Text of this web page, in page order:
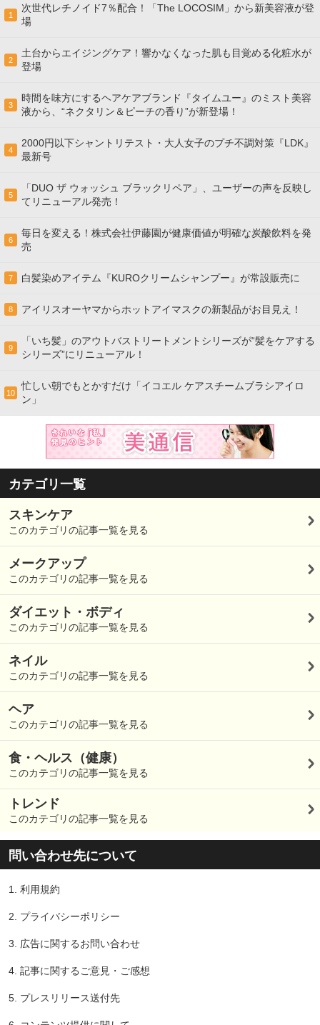
1
次世代レチノイド7％配合！「The LOCOSIM」から新美容液が登
場
2
土台からエイジングケア！響かなくなった肌も目覚める化粧水が
登場
3
時間を味方にするヘアケアブランド『タイムユー』のミスト美容
液から、“ネクタリン＆ピーチの香り”が新登場！
4
2000円以下シャントリテスト・大人女子のプチ不調対策『LDK』
最新号
5
「DUO ザ ウォッシュ ブラックリペア」、ユーザーの声を反映し
てリニューアル発売！
6
毎日を変える！株式会社伊藤園が健康価値が明確な炭酸飲料を発
売
7 白髪染めアイテム『KUROクリームシャンプー』が常設販売に
8 アイリスオーヤマからホットアイマスクの新製品がお目見え！
9
「いち髪」のアウトバストリートメントシリーズが“髪をケアする
シリーズ”にリニューアル！
10
忙しい朝でもとかすだけ「イコエル ケアスチームブラシアイロ
ン」
カテゴリ一覧
スキンケア
このカテゴリの記事一覧を見る
メークアップ
このカテゴリの記事一覧を見る
ダイエット・ボディ
このカテゴリの記事一覧を見る
ネイル
このカテゴリの記事一覧を見る
ヘア
このカテゴリの記事一覧を見る
食・ヘルス（健康）
このカテゴリの記事一覧を見る
トレンド
このカテゴリの記事一覧を見る
問い合わせ先について
1. 利用規約
2. プライバシーポリシー
3. 広告に関するお問い合わせ
4. 記事に関するご意見・ご感想
5. プレスリリース送付先